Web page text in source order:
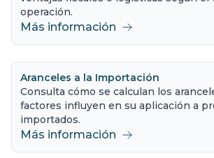
operación.
Más información
Aranceles a la Importación
Consulta cómo se calculan los
factores influyen en su aplicación a
importados.
Más información